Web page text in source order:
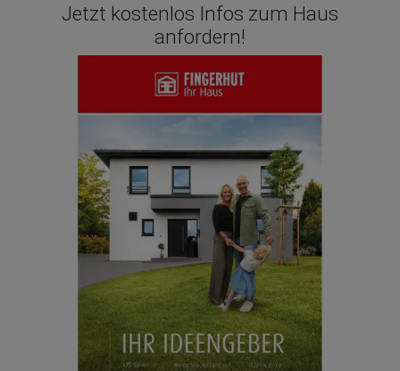
Jetzt kostenlos Infos zum Haus
anfordern!